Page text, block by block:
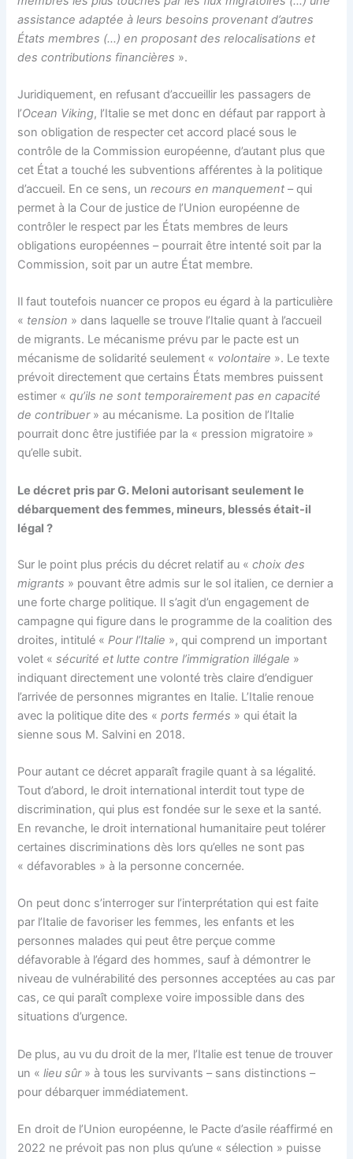
assistance adaptée à leurs besoins provenant d’autres
États membres (…) en proposant des relocalisations et
des contributions financières ».
Juridiquement, en refusant d’accueillir les passagers de
l’Ocean Viking, l’Italie se met donc en défaut par rapport à
son obligation de respecter cet accord placé sous le
contrôle de la Commission européenne, d’autant plus que
cet État a touché les subventions afférentes à la politique
d’accueil. En ce sens, unrecours en manquement – qui
permet à la Cour de justice de l’Union européenne de
contrôler le respect par les États membres de leurs
obligations européennes – pourrait être intenté soit par la
Commission, soit par un autre État membre.
Il faut toutefois nuancer ce propos eu égard à la particulière
« tension » dans laquelle se trouve l’Italie quant à l’accueil
de migrants. Le mécanisme prévu par le pacte est un
mécanisme de solidarité seulement « volontaire ». Le texte
prévoit directement que certains États membres puissent
estimer «qu’ils ne sont temporairement pas en capacité
de contribuer » au mécanisme. La position de l’Italie
pourrait donc être justifiée par la « pression migratoire »
qu’elle subit.
Le décret pris par G. Meloni autorisant seulement le
débarquement des femmes, mineurs, blessés était-il
légal ?
Sur le point plus précis du décret relatif au «choix des
migrants » pouvant être admis sur le sol italien, ce dernier a
une forte charge politique. Il s’agit d’un engagement de
campagne qui figure dans le programme de la coalition des
droites, intitulé « Pour l’Italie », qui comprend un important
volet «sécurité et lutte contre l’immigration illégale »
indiquant directement une volonté très claire d’endiguer
l’arrivée de personnes migrantes en Italie. L’Italie renoue
avec la politique dite des «ports fermés » qui était la
sienne sous M. Salvini en 2018.
Pour autant ce décret apparaît fragile quant à sa légalité.
Tout d’abord, le droit international interdit tout type de
discrimination, qui plus est fondée sur le sexe et la santé.
En revanche, le droit international humanitaire peut tolérer
certaines discriminations dès lors qu’elles ne sont pas
« défavorables » à la personne concernée.
On peut donc s’interroger sur l’interprétation qui est faite
par l’Italie de favoriser les femmes, les enfants et les
personnes malades qui peut être perçue comme
défavorable à l’égard des hommes, sauf à démontrer le
niveau de vulnérabilité des personnes acceptées au cas par
cas, ce qui paraît complexe voire impossible dans des
situations d’urgence.
De plus, au vu du droit de la mer, l’Italie est tenue de trouver
un «lieu sûr» à tous les survivants – sans distinctions –
pour débarquer immédiatement.
En droit de l’Union européenne, le Pacte d’asile réaffirmé en
2022 ne prévoit pas non plus qu’une « sélection » puisse